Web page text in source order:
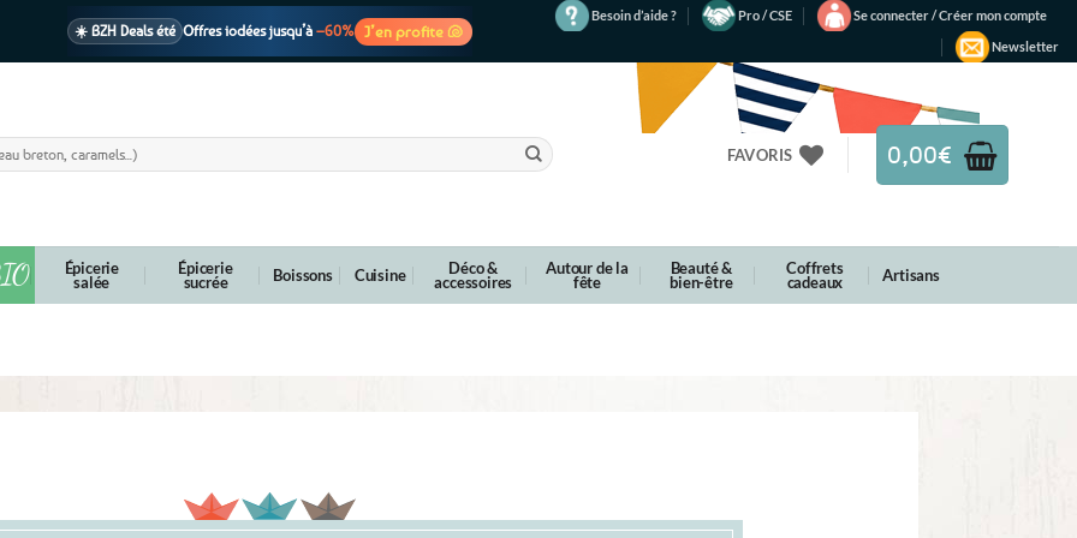
☀️ BZH Deals été Offres iodées jusqu’à –60% J’en profite 🐚
Besoin d’aide ? Pro / CSE
Se connecter / Créer mon compte
Newsletter
FAVORIS 0,00€
Épicerie
salée
Épicerie
sucrée Boissons Cuisine Déco &
accessoires
Autour de la
fête
Beauté &
bien-être
Coffrets
cadeaux Artisans